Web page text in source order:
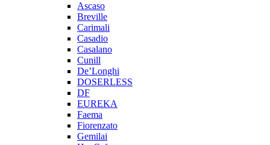
Ascaso
Breville
Carimali
Casadio
Casalano
Cunill
De’Longhi
DOSERLESS
DF
EUREKA
Faema
Fiorenzato
Gemilai